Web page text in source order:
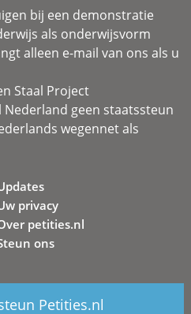
bij een demonstratie
als onderwijsvorm
alleen e-mail van ons als u
Staal Project
Nederland geen staatssteun
wegennet als
privacy
petities.nl
ons
Petities.nl